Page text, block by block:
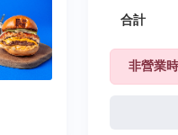
合計
非營業